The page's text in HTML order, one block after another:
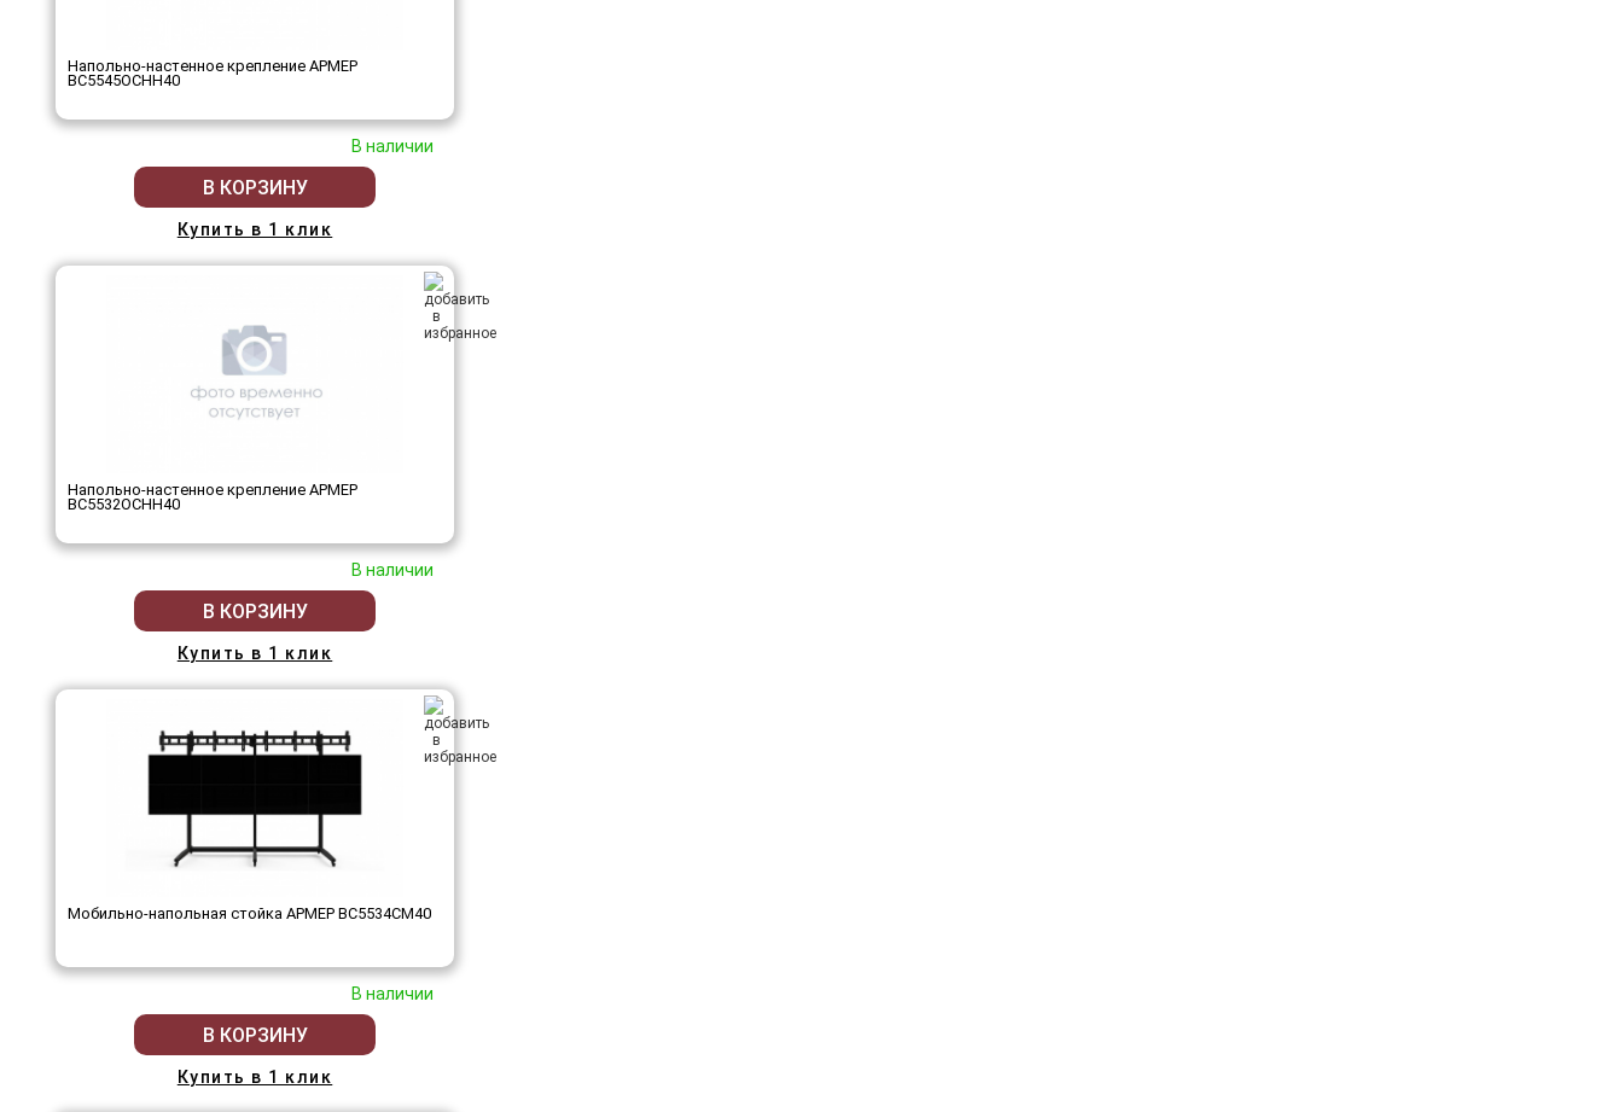
Напольно-настенное крепление АРМЕР
ВС5545ОСНН40
В наличии
В КОРЗИНУ
Купить в 1 клик
Напольно-настенное крепление АРМЕР
ВС5532ОСНН40
В наличии
В КОРЗИНУ
Купить в 1 клик
Мобильно-напольная стойка АРМЕР ВС5534СМ40
В наличии
В КОРЗИНУ
Купить в 1 клик